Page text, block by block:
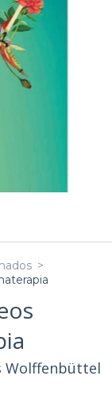
>
Wolffenbüttel